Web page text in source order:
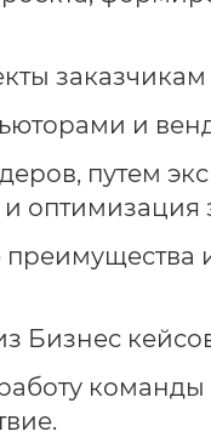
заказчикам
и
путем
оптимизация
Бизнес
команды